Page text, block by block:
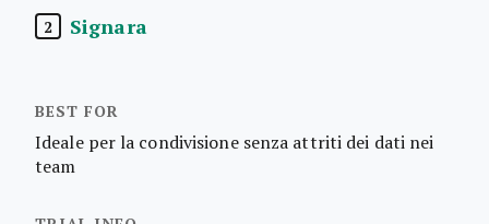
2 Signara
Ideale per la condivisione senza attriti dei dati nei
team